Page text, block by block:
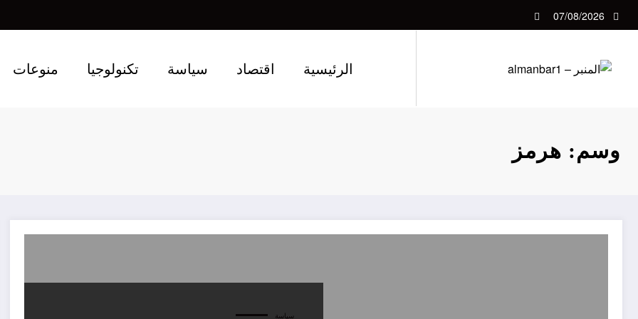
إلى
07/08/2026
الرئيسية اقتصاد سياسة تكنولوجيا منوعات
وسم: هرمز
سياسة